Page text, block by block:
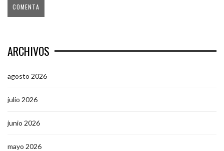
ARCHIVOS
agosto 2026
julio 2026
junio 2026
mayo 2026